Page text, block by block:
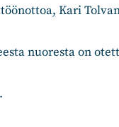
Kari
nuoresta on